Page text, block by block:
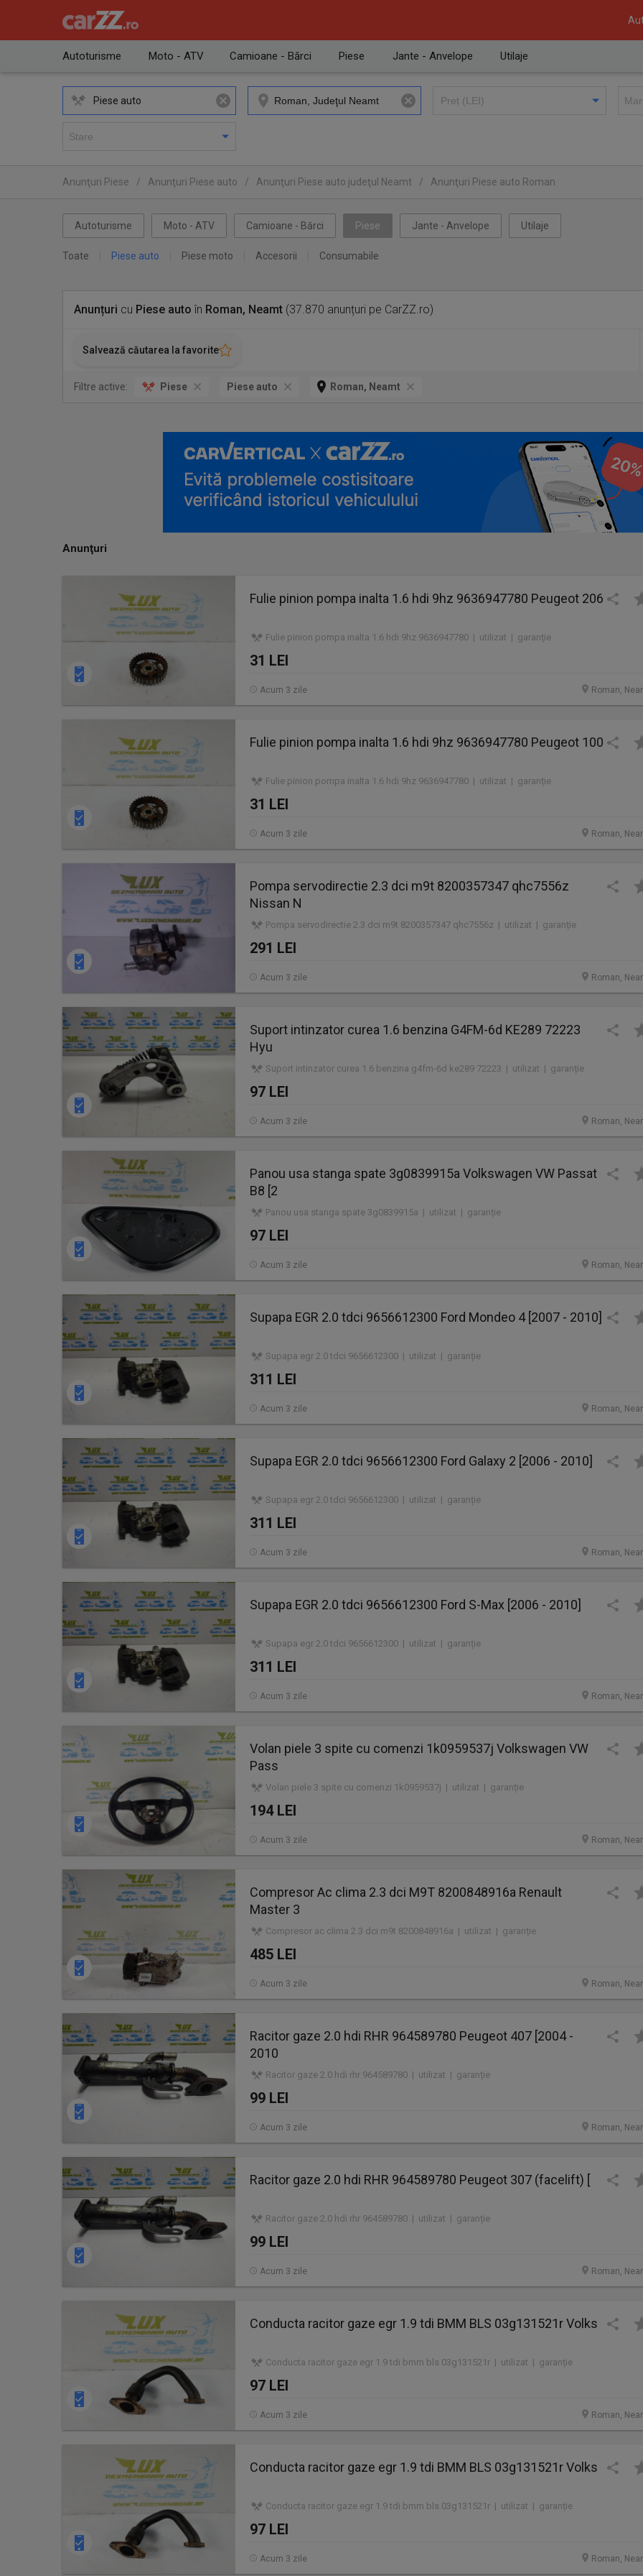
Autoturisme Moto - ATV Camioane - Bărci Piese Jante - Anvelope Utilaje
Piese auto
Anunţuri Piese / Anunţuri Piese auto / Anunţuri Piese auto judeţul Neamt / Anunţuri Piese auto Roman
Autoturisme Moto - ATV Camioane - Bărci Piese Jante - Anvelope Utilaje
Toate Piese auto Piese moto Accesorii Consumabile
Anunțuri cu Piese auto în Roman, Neamt (37.870 anunțuri pe CarZZ.ro)
Salvează căutarea la favorite
Filtre active: Piese Piese auto Roman, Neamt
Anunţuri
Fulie pinion pompa inalta 1.6 hdi 9hz 9636947780 Peugeot 206
Fulie pinion pompa inalta 1.6 hdi 9hz 9636947780 | utilizat | garanție
31 LEI
Roman,
Acum 3 zile
Fulie pinion pompa inalta 1.6 hdi 9hz 9636947780 Peugeot 100
Fulie pinion pompa inalta 1.6 hdi 9hz 9636947780 | utilizat | garanție
31 LEI
Roman,
Acum 3 zile
Pompa servodirectie 2.3 dci m9t 8200357347 qhc7556z
Nissan N
Pompa servodirectie 2.3 dci m9t 8200357347 qhc7556z | utilizat | garanție
291 LEI
Roman,
Acum 3 zile
Suport intinzator curea 1.6 benzina G4FM-6d KE289 72223
Hyu
Suport intinzator curea 1.6 benzina g4fm-6d ke289 72223 | utilizat | garanție
97 LEI
Roman,
Acum 3 zile
Panou usa stanga spate 3g0839915a Volkswagen VW Passat
B8 [2
Panou usa stanga spate 3g0839915a | utilizat | garanție
97 LEI
Roman,
Acum 3 zile
Supapa EGR 2.0 tdci 9656612300 Ford Mondeo 4 [2007 - 2010]
Supapa egr 2.0 tdci 9656612300 | utilizat | garanție
311 LEI
Roman,
Acum 3 zile
Supapa EGR 2.0 tdci 9656612300 Ford Galaxy 2 [2006 - 2010]
Supapa egr 2.0 tdci 9656612300 | utilizat | garanție
311 LEI
Roman,
Acum 3 zile
Supapa EGR 2.0 tdci 9656612300 Ford S-Max [2006 - 2010]
Supapa egr 2.0 tdci 9656612300 | utilizat | garanție
311 LEI
Roman,
Acum 3 zile
Volan piele 3 spite cu comenzi 1k0959537j Volkswagen VW
Pass
Volan piele 3 spite cu comenzi 1k0959537j | utilizat | garanție
194 LEI
Roman,
Acum 3 zile
Compresor Ac clima 2.3 dci M9T 8200848916a Renault
Master 3
Compresor ac clima 2.3 dci m9t 8200848916a | utilizat | garanție
485 LEI
Roman,
Acum 3 zile
Racitor gaze 2.0 hdi RHR 964589780 Peugeot 407 [2004 -
2010
Racitor gaze 2.0 hdi rhr 964589780 | utilizat | garanție
99 LEI
Roman,
Acum 3 zile
Racitor gaze 2.0 hdi RHR 964589780 Peugeot 307 (facelift) [
Racitor gaze 2.0 hdi rhr 964589780 | utilizat | garanție
99 LEI
Roman,
Acum 3 zile
Conducta racitor gaze egr 1.9 tdi BMM BLS 03g131521r Volks
Conducta racitor gaze egr 1.9 tdi bmm bls 03g131521r | utilizat | garanție
97 LEI
Roman,
Acum 3 zile
Conducta racitor gaze egr 1.9 tdi BMM BLS 03g131521r Volks
Conducta racitor gaze egr 1.9 tdi bmm bls 03g131521r | utilizat | garanție
97 LEI
Roman,
Acum 3 zile